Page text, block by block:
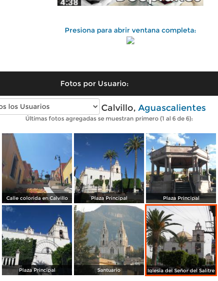
Presiona para abrir ventana completa:
Fotos por Usuario:
Fotos modernas de Calvillo, Aguascalientes
Últimas fotos agregadas se muestran primero (1 al 6 de 6):
Calle colorida en Calvillo Plaza Principal Plaza Principal
Plaza Principal Santuario Iglesia del Señor del Salitre